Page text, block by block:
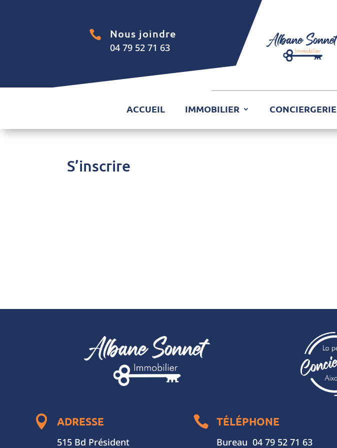
 Nous joindre
04 79 52 71 63
ACCUEIL IMMOBILIER CONCIERGERIE
S’inscrire
 ADRESSE
515 Bd Président
 TÉLÉPHONE
Bureau 04 79 52 71 63